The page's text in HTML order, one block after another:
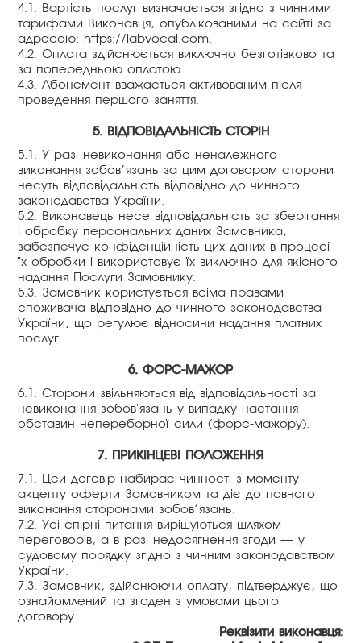
4.1. Вартість послуг визначається згідно з чинними
тарифами Виконавця, опублікованими на сайті за
адресою: https://labvocal.com.
4.2. Оплата здійснюється виключно безготівково та
за попередньою оплатою.
4.3. Абонемент вважається активованим після
проведення першого заняття.
5. ВІДПОВІДАЛЬНІСТЬ СТОРІН
5.1. У разі невиконання або неналежного
виконання зобов’язань за цим договором сторони
несуть відповідальність відповідно до чинного
законодавства України.
5.2. Виконавець несе відповідальність за зберігання
і обробку персональних даних Замовника,
забезпечує конфіденційність цих даних в процесі
їх обробки і використовує їх виключно для якісного
надання Послуги Замовнику.
5.3. Замовник користується всіма правами
споживача відповідно до чинного законодавства
України, що регулює відносини надання платних
послуг.
6. ФОРС-МАЖОР
6.1. Сторони звільняються від відповідальності за
невиконання зобов'язань у випадку настання
обставин непереборної сили (форс-мажору).
7. ПРИКІНЦЕВІ ПОЛОЖЕННЯ
7.1. Цей договір набирає чинності з моменту
акцепту оферти Замовником та діє до повного
виконання сторонами зобов’язань.
7.2. Усі спірні питання вирішуються шляхом
переговорів, а в разі недосягнення згоди — у
судовому порядку згідно з чинним законодавством
України.
7.3. Замовник, здійснюючи оплату, підтверджує, що
ознайомлений та згоден з умовами цього
договору.
Реквізити виконавця: